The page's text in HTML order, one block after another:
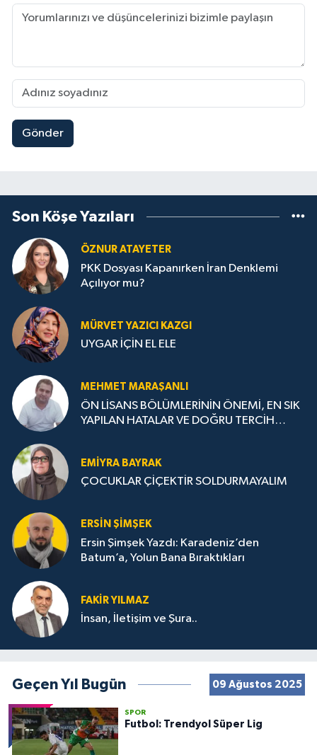
Gönder
Son Köşe Yazıları
ÖZNUR ATAYETER
PKK Dosyası Kapanırken İran Denklemi
Açılıyor mu?
MÜRVET YAZICI KAZGI
UYGAR İÇİN EL ELE
MEHMET MARAŞANLI
ÖN LİSANS BÖLÜMLERİNİN ÖNEMİ, EN SIK
YAPILAN HATALAR VE DOĞRU TERCİH
EMIYRA BAYRAK
ÇOCUKLAR ÇİÇEKTİR SOLDURMAYALIM
ERSIN ŞIMŞEK
Ersin Şimşek Yazdı: Karadeniz’den
Batum’a, Yolun Bana Bıraktıkları
FAKIR YILMAZ
İnsan, İletişim ve Şura..
Geçen Yıl Bugün 09 Ağustos 2025
SPOR
Futbol: Trendyol Süper Lig